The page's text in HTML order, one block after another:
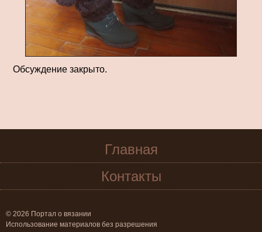
Обсуждение закрыто.
Главная
Контакты
© 2026 Портал о вязании
Использование материалов без разрешения